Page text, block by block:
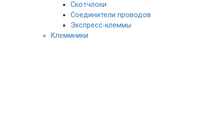
Скотчлоки
Соединители проводов
Экспресс-клеммы
Клеммники